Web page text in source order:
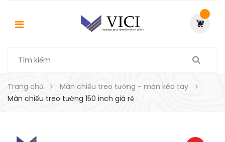
Trang chủ
Màn chiếu treo tường - màn kéo tay
Màn chiếu treo tường 150 inch giá rẻ